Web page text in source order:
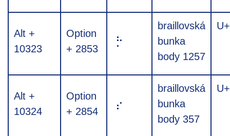
Alt +
10323
Option
+ 2853
⡓
braillovská
bunka
body 1257
Alt +
10324
Option
+ 2854
⡔
braillovská
bunka
body 357